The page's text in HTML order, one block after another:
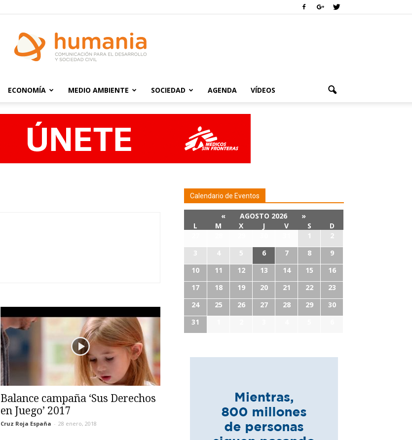
ECONOMÍA MEDIO AMBIENTE SOCIEDAD AGENDA VÍDEOS
Balance campaña ‘Sus Derechos
en Juego’ 2017
Cruz Roja España - 28 enero, 2018
Calendario de Eventos
« AGOSTO 2026
»
L
M X J V S
D
1
2
3
4 5 6 7 8
9
10
11 12 13 14 15
16
17
18 19 20 21 22
23
24
25 26 27 28 29
30
31